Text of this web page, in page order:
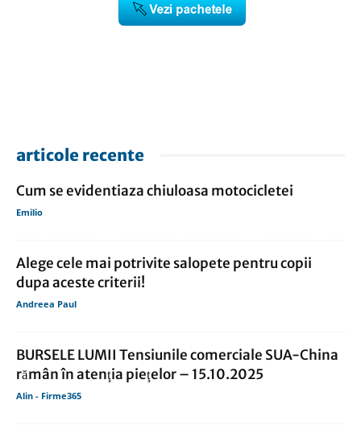
articole recente
Cum se evidentiaza chiuloasa motocicletei
Emilio
Alege cele mai potrivite salopete pentru copii
dupa aceste criterii!
Andreea Paul
BURSELE LUMII Tensiunile comerciale SUA-China
rămân în atenţia pieţelor – 15.10.2025
Alin - Firme365